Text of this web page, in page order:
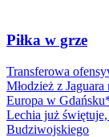
Piłka w grze
Transferowa
Młodzież z
Europa w
Lechia już
Budziwojskiego